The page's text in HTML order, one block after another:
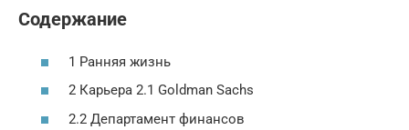
Содержание
1 Ранняя жизнь
2 Карьера 2.1 Goldman Sachs
2.2 Департамент финансов